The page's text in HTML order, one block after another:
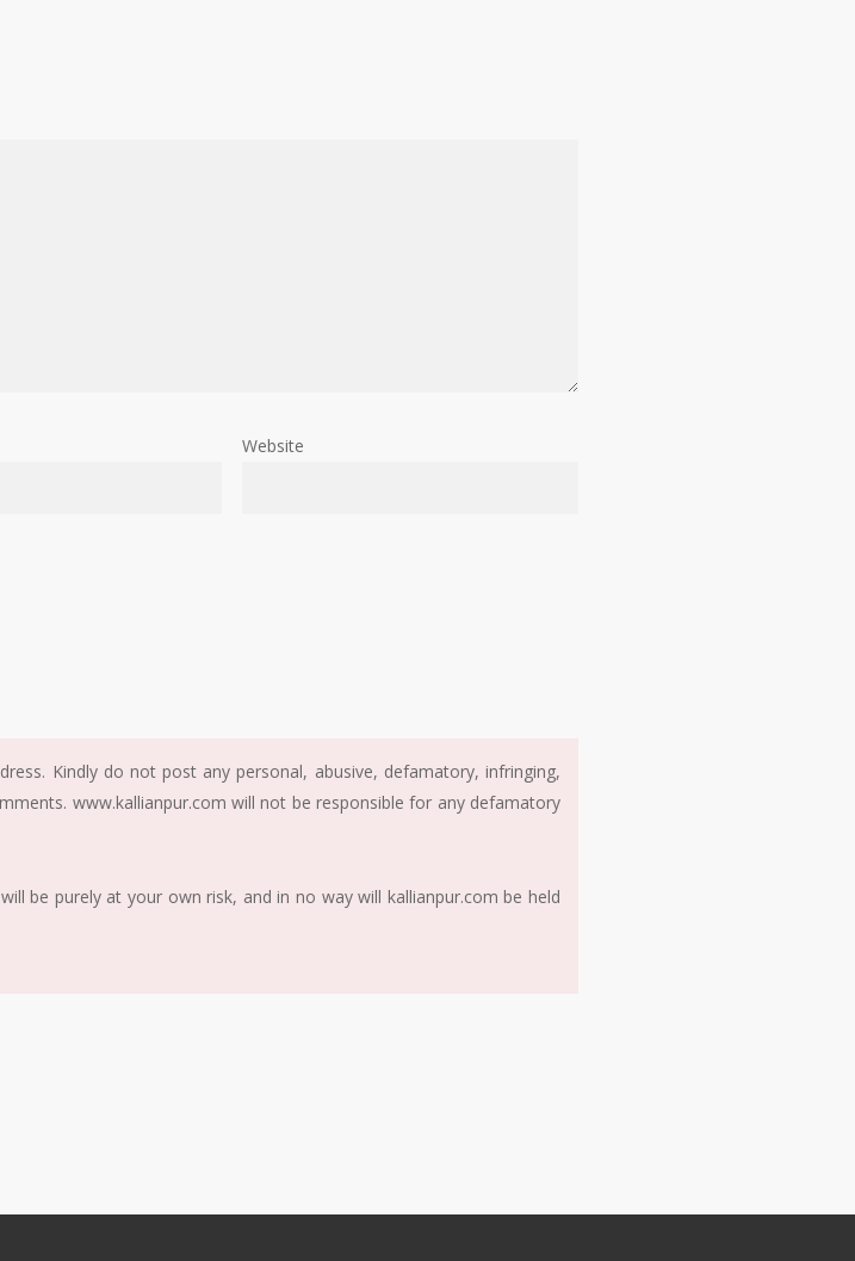
Website
Kindly do not post any personal, abusive, defamatory, infringing,
www.kallianpur.com will not be responsible for any defamatory
be purely at your own risk, and in no way will kallianpur.com be held